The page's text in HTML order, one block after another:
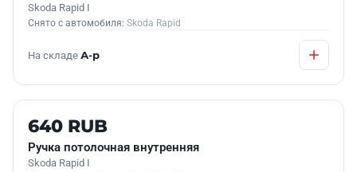
Skoda Rapid I
Снято с автомобиля: Skoda Rapid
На складе А-р
Б/У В НАЛИЧИИ
640 RUB
Ручка потолочная внутренняя
Skoda Rapid I